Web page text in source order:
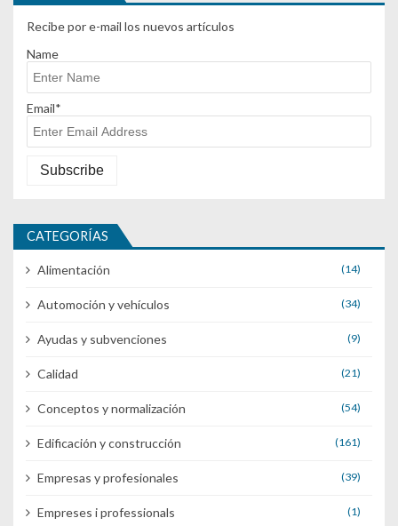
Recibe por e-mail los nuevos artículos
Name
Email*
CATEGORÍAS
Alimentación (14)
Automoción y vehículos (34)
Ayudas y subvenciones (9)
Calidad (21)
Conceptos y normalización (54)
Edificación y construcción (161)
Empresas y profesionales (39)
Empreses i professionals (1)